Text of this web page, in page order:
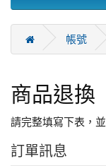
帳號
商品退換
請完整填寫下表，
訂單訊息